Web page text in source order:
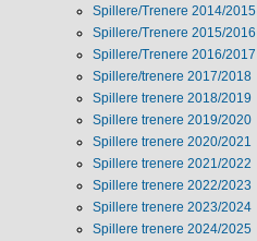
Spillere/Trenere 2014/2015
Spillere/Trenere 2015/2016
Spillere/Trenere 2016/2017
Spillere/trenere 2017/2018
Spillere trenere 2018/2019
Spillere trenere 2019/2020
Spillere trenere 2020/2021
Spillere trenere 2021/2022
Spillere trenere 2022/2023
Spillere trenere 2023/2024
Spillere trenere 2024/2025